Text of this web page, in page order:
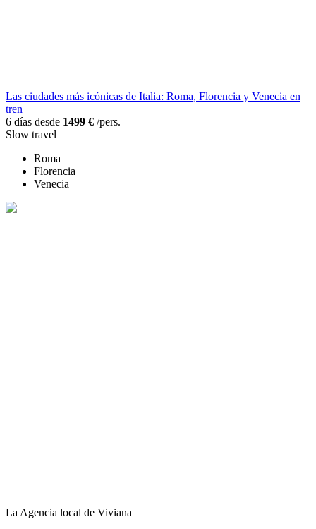
Las ciudades más icónicas de Italia: Roma, Florencia y Venecia en
tren
6 días desde 1499 € /pers.
Slow travel
Roma
Florencia
Venecia
La Agencia local de Viviana